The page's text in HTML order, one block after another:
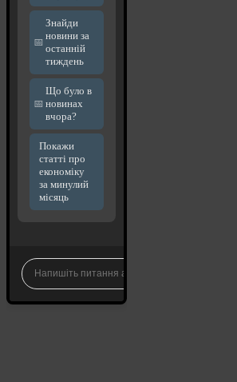
Знайди
новини за
останній
тиждень
Що було в
новинах
вчора?
Покажи
статті про
економіку
за минулий
місяць